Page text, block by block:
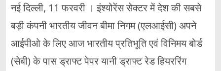
नई दिल्ली, 11 फरवरी । इंश्योरेंस सेक्टर में देश की सबसे
बड़ी कंपनी भारतीय जीवन बीमा निगम (एलआईसी) अपने
आईपीओ के लिए आज भारतीय प्रतिभूति एवं विनिमय बोर्ड
(सेबी) के पास ड्राफ्ट पेपर यानी ड्राफ्ट रेड हियररिंग